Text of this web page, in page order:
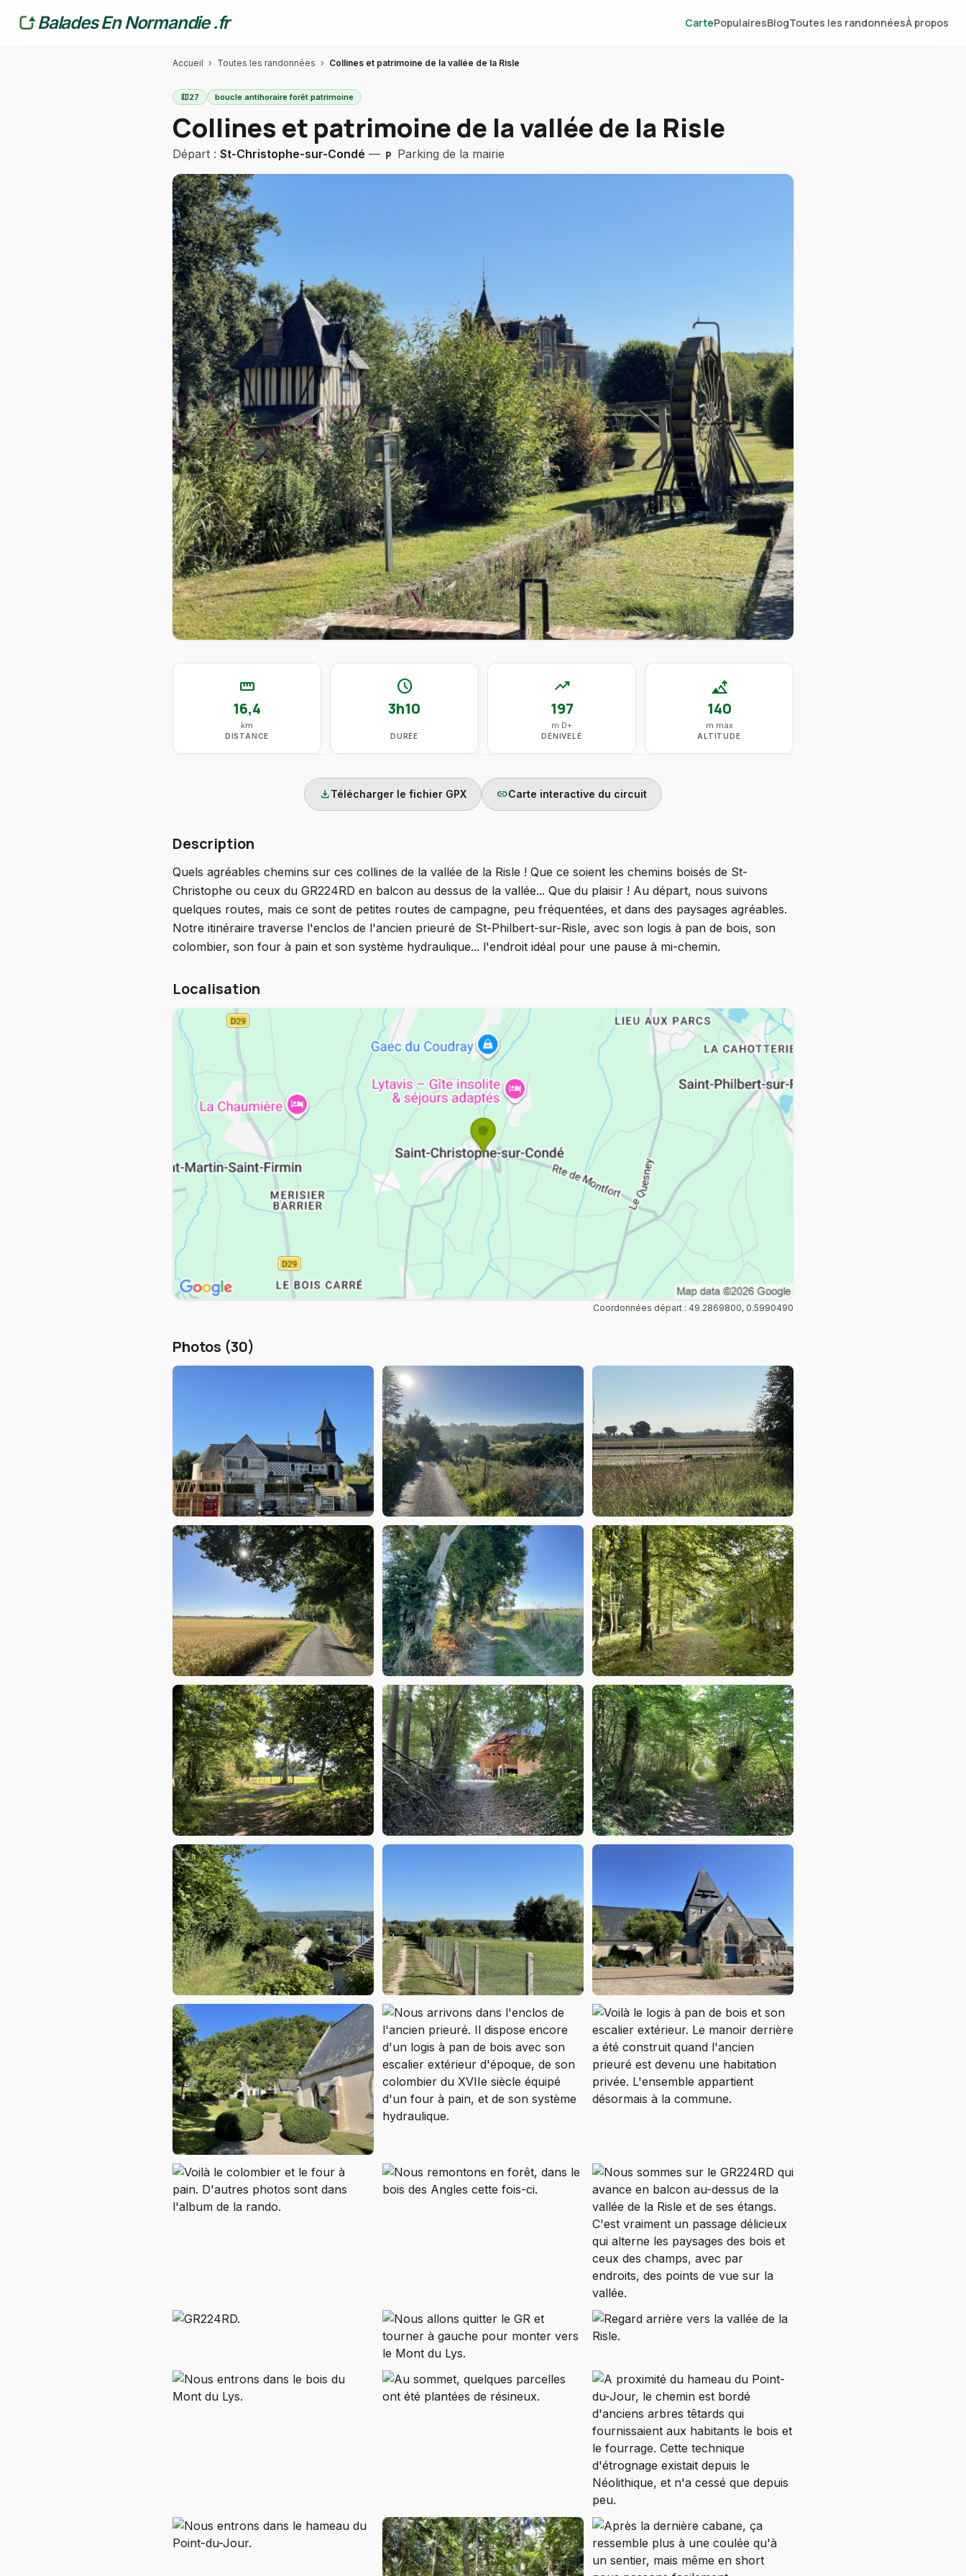
Balades En Normandie .fr CartePopulairesBlogToutes les randonnéesÀ propos
Accueil › Toutes les randonnées › Collines et patrimoine de la vallée de la Risle
map27 boucle antihoraire forêt patrimoine
Collines et patrimoine de la vallée de la Risle
Départ : St-Christophe-sur-Condé — local_parking Parking de la mairie
straighten
16,4
km
DISTANCE
schedule
3h10
DURÉE
trending_up
197
m D+
DÉNIVELÉ
altitude
140
m max
ALTITUDE
downloadTélécharger le fichier GPX linkCarte interactive du circuit
Description
Quels agréables chemins sur ces collines de la vallée de la Risle ! Que ce soient les chemins boisés de St-
Christophe ou ceux du GR224RD en balcon au dessus de la vallée... Que du plaisir ! Au départ, nous suivons
quelques routes, mais ce sont de petites routes de campagne, peu fréquentées, et dans des paysages agréables.
Notre itinéraire traverse l'enclos de l'ancien prieuré de St-Philbert-sur-Risle, avec son logis à pan de bois, son
colombier, son four à pain et son système hydraulique... l'endroit idéal pour une pause à mi-chemin.
Localisation
Coordonnées départ : 49.2869800, 0.5990490
Photos (30)